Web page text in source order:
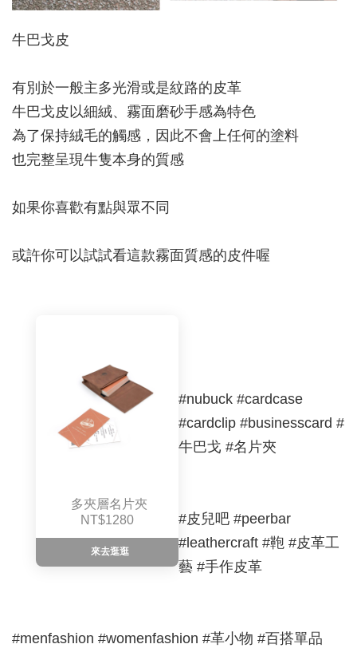
牛巴戈皮
有別於一般主多光滑或是紋路的皮革
牛巴戈皮以細絨、霧面磨砂手感為特色
為了保持絨毛的觸感，因此不會上任何的塗料
也完整呈現牛隻本身的質感
如果你喜歡有點與眾不同
或許你可以試試看這款霧面質感的皮件喔
多夾層名片夾
NT$1280
來去逛逛
#nubuck #cardcase
#cardclip #businesscard #
牛巴戈 #名片夾
#皮兒吧 #peerbar
#leathercraft #鞄 #皮革工
藝 #手作皮革
#menfashion #womenfashion #革小物 #百搭單品